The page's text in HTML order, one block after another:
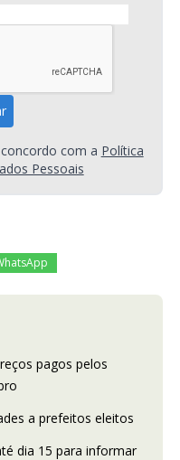
com a Política
Pessoais
pagos pelos
a prefeitos eleitos
dia 15 para informar